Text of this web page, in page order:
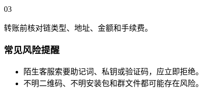
03
转账前核对链类型、地址、金额和手续费。
常见风险提醒
陌生客服索要助记词、私钥或验证码，应立即拒绝。
不明二维码、不明安装包和群文件都可能存在风险。